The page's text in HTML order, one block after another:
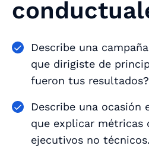
Describe una
que dirigiste de
fueron tus resultados?
Describe una ocasión
que explicar métricas
ejecutivos no